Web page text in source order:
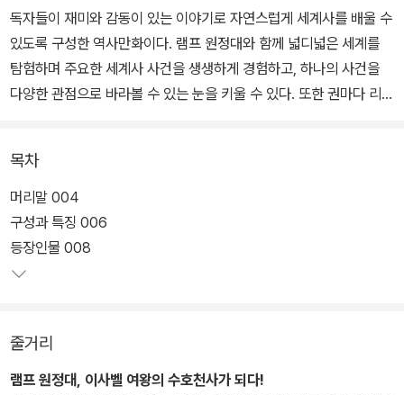
독자들이 재미와 감동이 있는 이야기로 자연스럽게 세계사를 배울 수
있도록 구성한 역사만화이다. 램프 원정대와 함께 넓디넓은 세계를
탐험하며 주요한 세계사 사건을 생생하게 경험하고, 하나의 사건을
다양한 관점으로 바라볼 수 있는 눈을 키울 수 있다. 또한 권마다 리더
끼며 배우는 세계사 여행이 펼쳐진다.
램프의 요정 지니가 열어 준 시간의 문으로 세계사 대모험을 떠나는
램프 원정대. 긴장감 넘치는 세계사 현장을 생생하게 경험할 수 있다.
이번에는 스페인으로 떠나 이사벨 여왕이 왕위에 오른 과정을 지켜보
목차
머리말 004
구성과 특징 006
등장인물 008
줄거리
램프 원정대, 이사벨 여왕의 수호천사가 되다!